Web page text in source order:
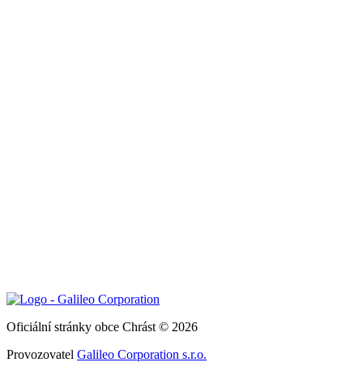
Oficiální stránky obce Chrást © 2026
Provozovatel Galileo Corporation s.r.o.